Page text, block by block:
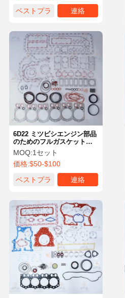
ホーム 製品
ベストプラ
連絡
6D22 ミツビシエンジン部品
のためのフルガスケットキ
ット ME999665 ME999370
MOQ:1セット
価格:$50-$100
ベストプラ
連絡